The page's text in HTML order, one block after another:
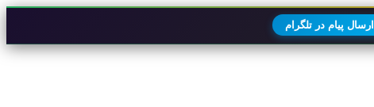
ارسال پیام در تلگرام